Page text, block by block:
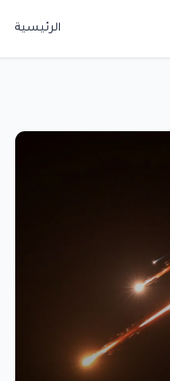
الرئيسية